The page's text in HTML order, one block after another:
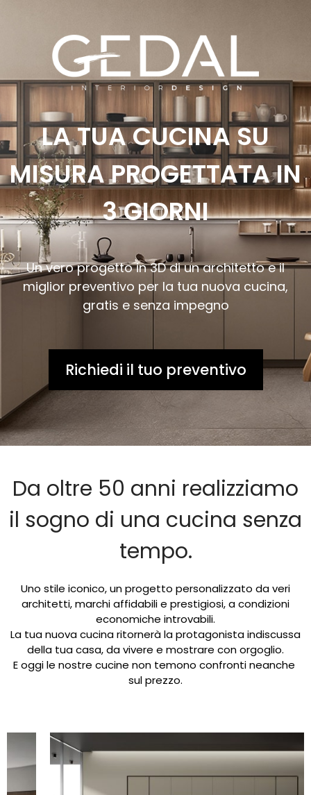
LA TUA CUCINA SU
MISURA PROGETTATA IN
3 GIORNI
Un vero progetto in 3D di un architetto e il
miglior preventivo per la tua nuova cucina,
gratis e senza impegno
Richiedi il tuo preventivo
Da oltre 50 anni realizziamo
il sogno di una cucina senza
tempo.
Uno stile iconico, un progetto personalizzato da veri
architetti, marchi affidabili e prestigiosi, a condizioni
economiche introvabili.
La tua nuova cucina ritornerà la protagonista indiscussa
della tua casa, da vivere e mostrare con orgoglio.
E oggi le nostre cucine non temono confronti neanche
sul prezzo.